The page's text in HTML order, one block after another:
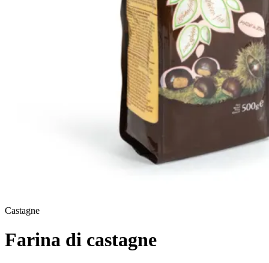
Castagne
Farina di castagne